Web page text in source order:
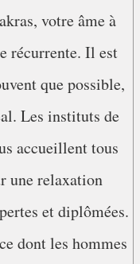
votre âme à
récurrente. Il est
que possible,
Les instituts de
accueillent tous
une relaxation
et diplômées.
dont les hommes